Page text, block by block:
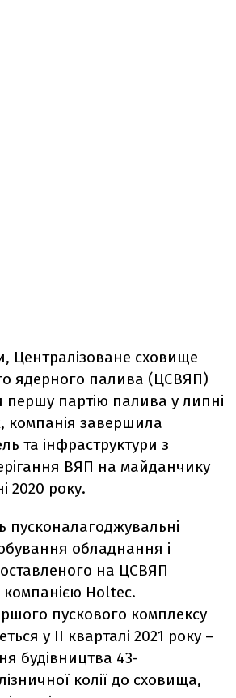
Централізоване сховище
ядерного палива (ЦСВЯП)
партію палива у липні
компанія завершила
та інфраструктури з
ВЯП на майданчику
2020 року.
пусконалагоджувальні
обладнання і
на ЦСВЯП
Holtec.
пускового комплексу
у ІІ кварталі 2021 року –
будівництва 43-
колії до сховища,